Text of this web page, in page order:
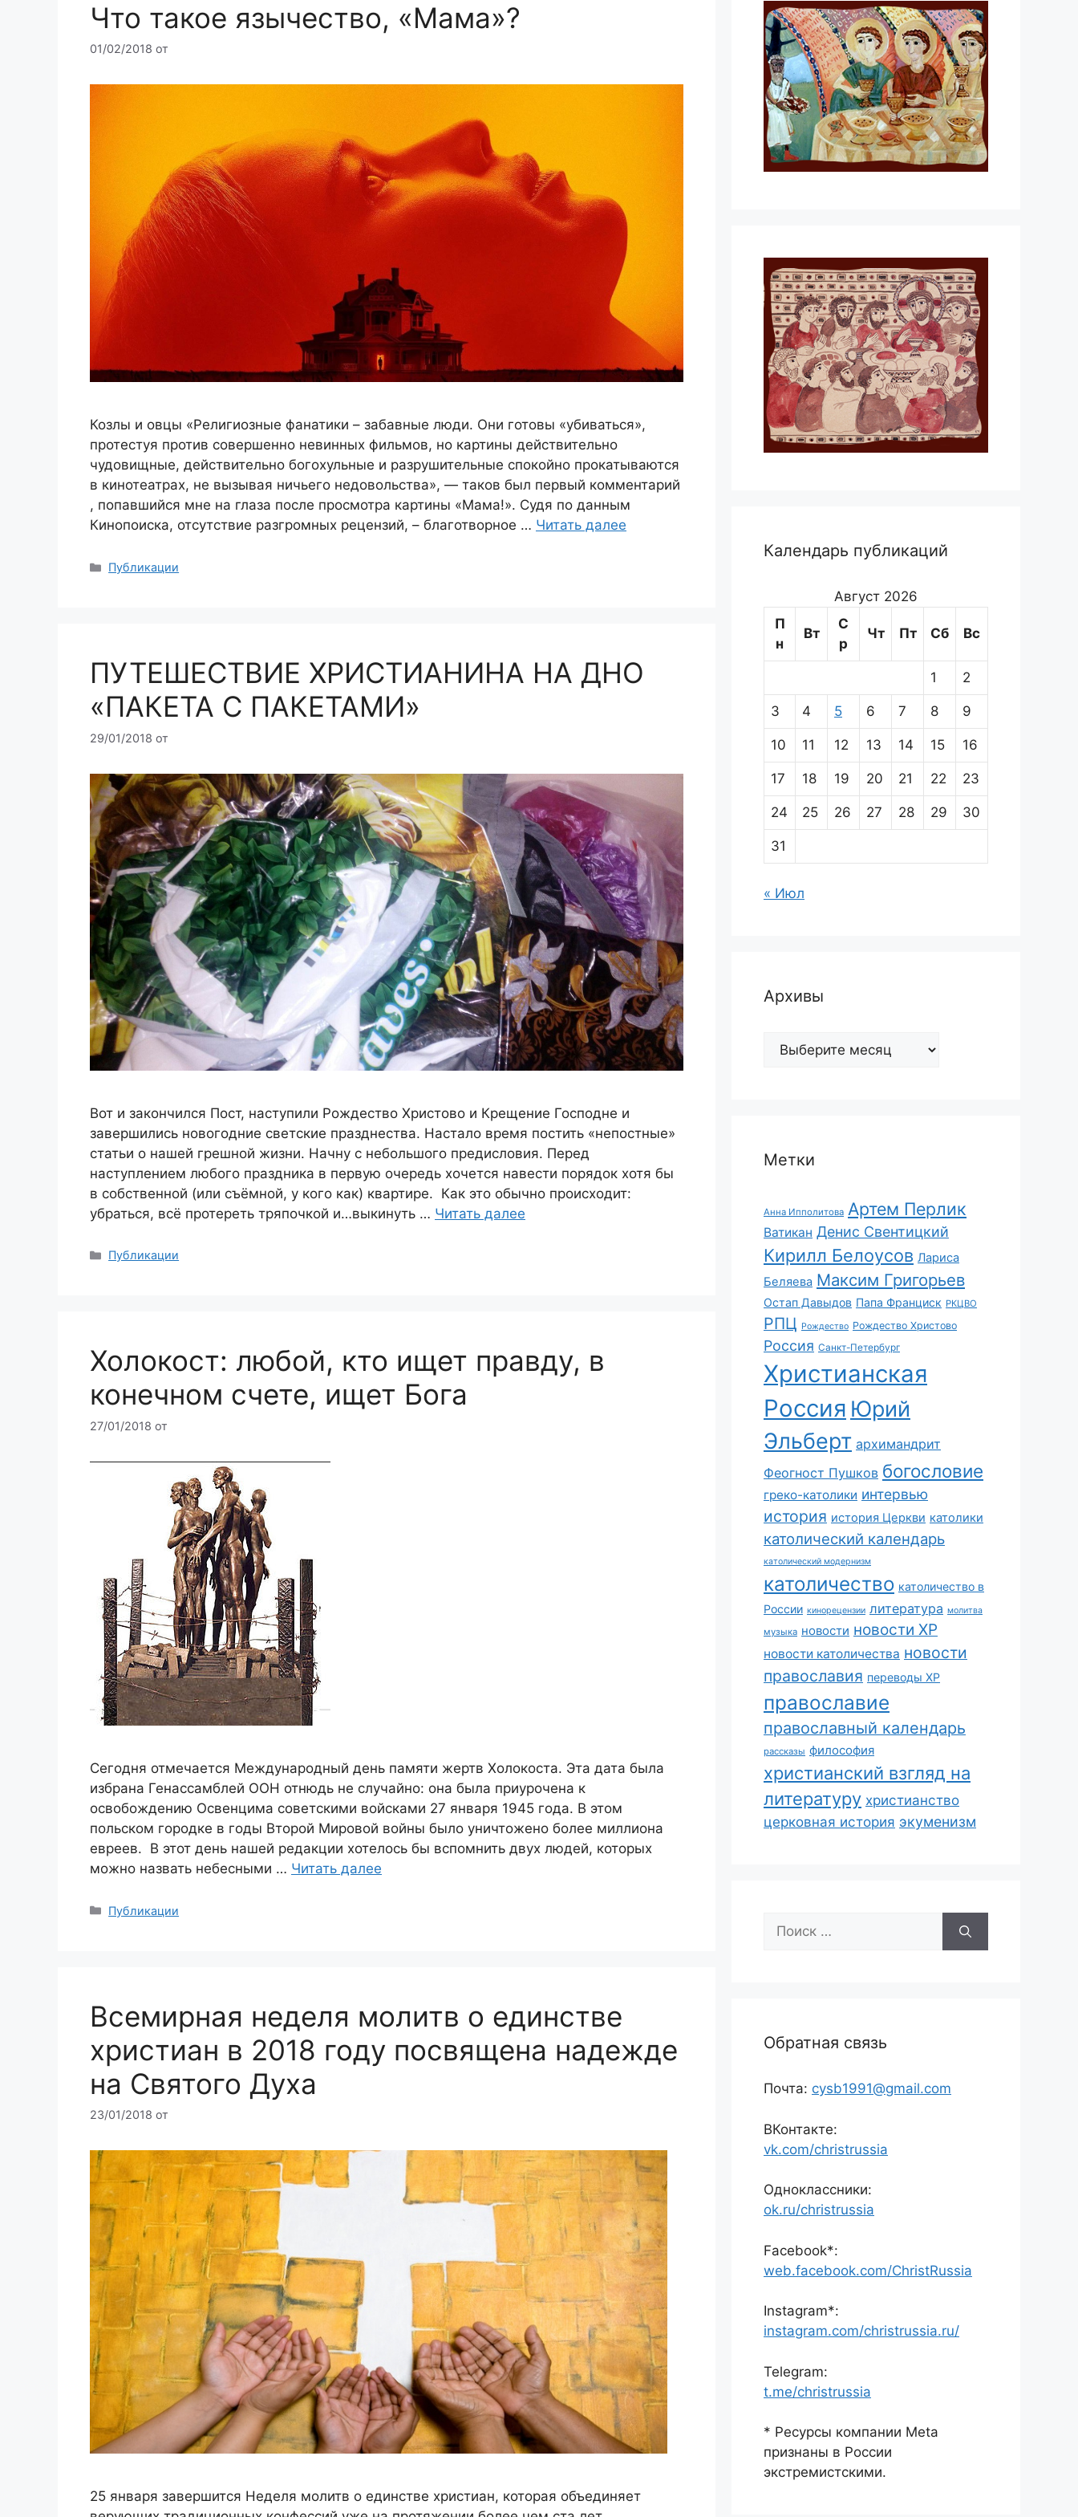
Что такое язычество, «Мама»?
01/02/2018 от
Козлы и овцы «Религиозные фанатики – забавные люди. Они готовы «убиваться»,
протестуя против совершенно невинных фильмов, но картины действительно
чудовищные, действительно богохульные и разрушительные спокойно прокатываются
в кинотеатрах, не вызывая ничьего недовольства», — таков был первый комментарий
, попавшийся мне на глаза после просмотра картины «Мама!». Судя по данным
Кинопоиска, отсутствие разгромных рецензий, – благотворное … Читать далее
Рубрики
Публикации
ПУТЕШЕСТВИЕ ХРИСТИАНИНА НА ДНО
«ПАКЕТА С ПАКЕТАМИ»
29/01/2018 от
Вот и закончился Пост, наступили Рождество Христово и Крещение Господне и
завершились новогодние светские празднества. Настало время постить «непостные»
статьи о нашей грешной жизни. Начну с небольшого предисловия. Перед
наступлением любого праздника в первую очередь хочется навести порядок хотя бы
в собственной (или съёмной, у кого как) квартире. Как это обычно происходит:
убраться, всё протереть тряпочкой и…выкинуть … Читать далее
Рубрики
Публикации
Холокост: любой, кто ищет правду, в
конечном счете, ищет Бога
27/01/2018 от
Сегодня отмечается Международный день памяти жертв Холокоста. Эта дата была
избрана Генассамблей ООН отнюдь не случайно: она была приурочена к
освобождению Освенцима советскими войсками 27 января 1945 года. В этом
польском городке в годы Второй Мировой войны было уничтожено более миллиона
евреев. В этот день нашей редакции хотелось бы вспомнить двух людей, которых
можно назвать небесными … Читать далее
Рубрики
Публикации
Всемирная неделя молитв о единстве
христиан в 2018 году посвящена надежде
на Святого Духа
23/01/2018 от
25 января завершится Неделя молитв о единстве христиан, которая объединяет
Календарь публикаций
Август 2026
П
н
Вт
С
р
Чт Пт Сб Вс
1 2
3 4 5 6 7 8 9
10 11 12 13 14 15 16
17 18 19 20 21 22 23
24 25 26 27 28 29 30
31
« Июл
Архивы
Архивы
Метки
Анна Ипполитова Артем Перлик
Ватикан Денис Свентицкий
Кирилл Белоусов Лариса
Беляева Максим Григорьев
Остап Давыдов Папа Франциск РКЦВО
РПЦ Рождество Рождество Христово
Россия Санкт-Петербург
Христианская
Россия Юрий
Эльберт архимандрит
Феогност Пушков богословие
греко-католики интервью
история история Церкви католики
католический календарь
католический модернизм
католичество католичество в
России кинорецензии литература молитва
музыка новости новости ХР
новости католичества новости
православия переводы ХР
православие
православный календарь
рассказы философия
христианский взгляд на
литературу христианство
церковная история экуменизм
Поиск:
Обратная связь
Почта: cysb1991@gmail.com
ВКонтакте:
vk.com/christrussia
Одноклассники:
ok.ru/christrussia
Facebook*:
web.facebook.com/ChristRussia
Instagram*:
instagram.com/christrussia.ru/
Telegram:
t.me/christrussia
* Ресурсы компании Meta
признаны в России
экстремистскими.